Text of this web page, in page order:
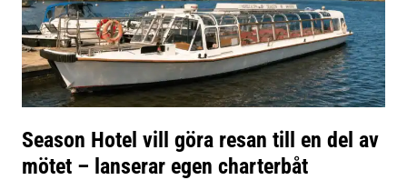
Season Hotel vill göra resan till en del av
mötet – lanserar egen charterbåt